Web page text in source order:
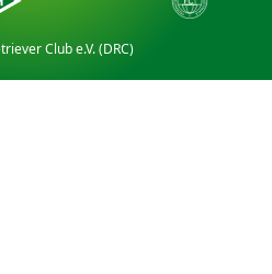
Club e.V. (DRC)